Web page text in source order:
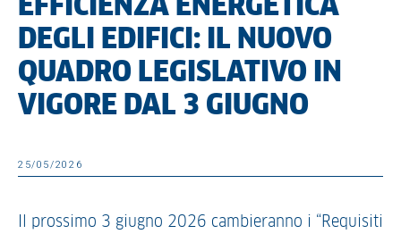
EFFICIENZA ENERGETICA
DEGLI EDIFICI: IL NUOVO
QUADRO LEGISLATIVO IN
VIGORE DAL 3 GIUGNO
25/05/2026
Il prossimo 3 giugno 2026 cambieranno i “Requisiti